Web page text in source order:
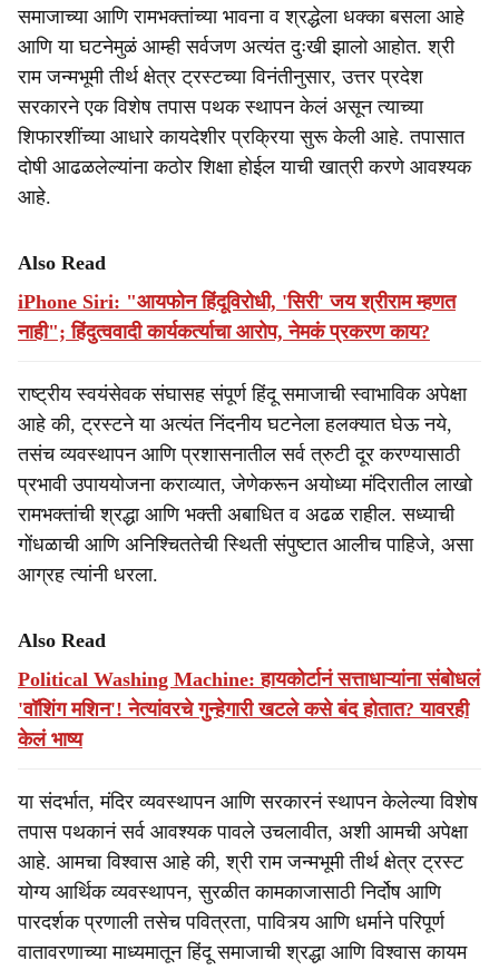
समाजाच्या आणि रामभक्तांच्या भावना व श्रद्धेला धक्का बसला आहे
आणि या घटनेमुळं आम्ही सर्वजण अत्यंत दुःखी झालो आहोत. श्री
राम जन्मभूमी तीर्थ क्षेत्र ट्रस्टच्या विनंतीनुसार, उत्तर प्रदेश
सरकारने एक विशेष तपास पथक स्थापन केलं असून त्याच्या
शिफारशींच्या आधारे कायदेशीर प्रक्रिया सुरू केली आहे. तपासात
दोषी आढळलेल्यांना कठोर शिक्षा होईल याची खात्री करणे आवश्यक
आहे.
Also Read
iPhone Siri: "आयफोन हिंदूविरोधी, 'सिरी' जय श्रीराम म्हणत
नाही"; हिंदुत्ववादी कार्यकर्त्याचा आरोप, नेमकं प्रकरण काय?
राष्ट्रीय स्वयंसेवक संघासह संपूर्ण हिंदू समाजाची स्वाभाविक अपेक्षा
आहे की, ट्रस्टने या अत्यंत निंदनीय घटनेला हलक्यात घेऊ नये,
तसंच व्यवस्थापन आणि प्रशासनातील सर्व त्रुटी दूर करण्यासाठी
प्रभावी उपाययोजना कराव्यात, जेणेकरून अयोध्या मंदिरातील लाखो
रामभक्तांची श्रद्धा आणि भक्ती अबाधित व अढळ राहील. सध्याची
गोंधळाची आणि अनिश्चिततेची स्थिती संपुष्टात आलीच पाहिजे, असा
आग्रह त्यांनी धरला.
Also Read
Political Washing Machine: हायकोर्टानं सत्ताधाऱ्यांना संबोधलं
'वॉशिंग मशिन'! नेत्यांवरचे गुन्हेगारी खटले कसे बंद होतात? यावरही
केलं भाष्य
या संदर्भात, मंदिर व्यवस्थापन आणि सरकारनं स्थापन केलेल्या विशेष
तपास पथकानं सर्व आवश्यक पावले उचलावीत, अशी आमची अपेक्षा
आहे. आमचा विश्वास आहे की, श्री राम जन्मभूमी तीर्थ क्षेत्र ट्रस्ट
योग्य आर्थिक व्यवस्थापन, सुरळीत कामकाजासाठी निर्दोष आणि
पारदर्शक प्रणाली तसेच पवित्रता, पावित्र्य आणि धर्माने परिपूर्ण
वातावरणाच्या माध्यमातून हिंदू समाजाची श्रद्धा आणि विश्वास कायम